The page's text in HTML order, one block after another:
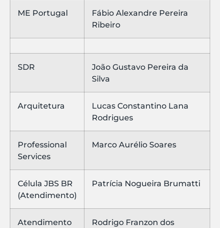
ME Portugal
Fábio Alexandre Pereira
Ribeiro
SDR
João Gustavo Pereira da
Silva
Arquitetura
Lucas Constantino Lana
Rodrigues
Professional
Services
Marco Aurélio Soares
Célula JBS BR
(Atendimento)
Patrícia Nogueira Brumatti
Atendimento
Rodrigo Franzon dos